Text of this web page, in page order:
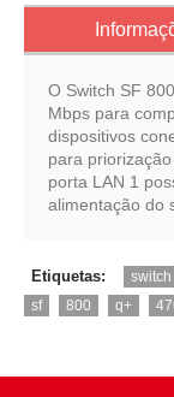
O Switch SF
Mbps para
dispositivos
para
porta LAN 1
alimentação do
Etiquetas: switch
sf 800 q+